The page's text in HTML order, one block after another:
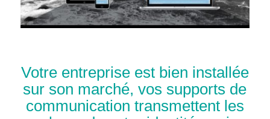
Votre entreprise est bien installée
sur son marché, vos supports de
communication transmettent les